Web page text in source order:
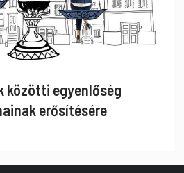
közötti egyenlőség
erősítésére